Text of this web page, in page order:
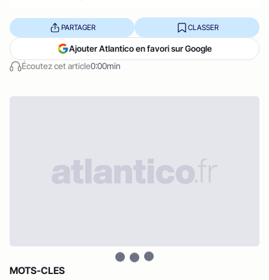
Écoutez cet article0:00min
PARTAGER CLASSER
Ajouter Atlantico en favori sur Google
MOTS-CLES